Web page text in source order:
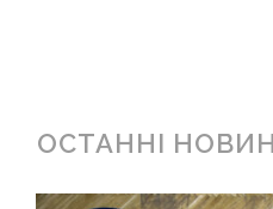
ОСТАННІ